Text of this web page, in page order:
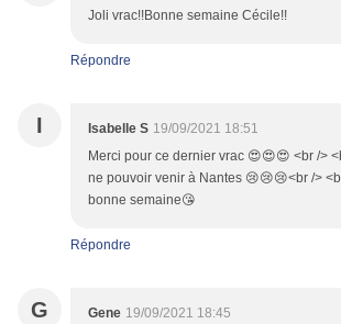
Joli vrac!!Bonne semaine Cécile!!
Répondre
I Isabelle S 19/09/2021 18:51
Merci pour ce dernier vrac 😍😍😍 <br />
ne pouvoir venir à Nantes 😢😢😢<br />
bonne semaine😘
Répondre
G Gene 19/09/2021 18:45